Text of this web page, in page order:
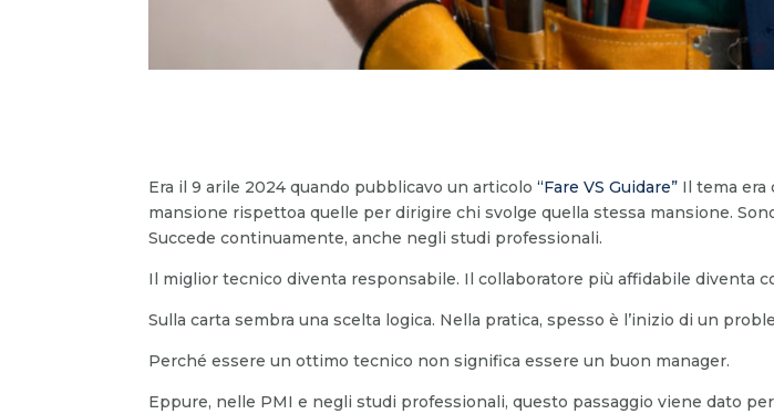
Era il 9 arile 2024 quando pubblicavo un articolo“Fare VS Guidare” Il tema era
mansione rispettoa quelle per dirigire chi svolge quella stessa mansione.
Succede continuamente, anche negli studi professionali.
Il miglior tecnico diventa responsabile. Il collaboratore più affidabile diventa
Sulla carta sembra una scelta logica. Nella pratica, spesso è l’inizio di un
Perché essere un ottimo tecnico non significa essere un buon manager.
Eppure, nelle PMI e negli studi professionali, questo passaggio viene dato